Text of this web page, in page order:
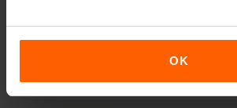
OK
obecnej karty eSIM za
panelu eSIMFOX — nie